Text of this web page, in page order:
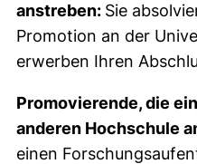
anstreben: Sie
Promotion an der
erwerben Ihren
Promovierende, die
anderen Hochschule
einen